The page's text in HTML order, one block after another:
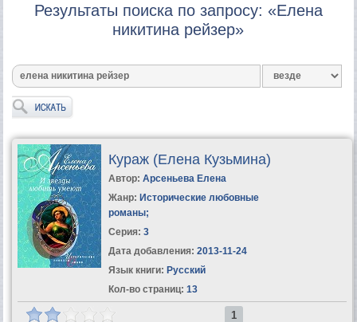
Результаты поиска по запросу: «Елена
никитина рейзер»
Кураж (Елена Кузьмина)
Автор: Арсеньева Елена
Жанр: Исторические любовные
романы;
Серия: 3
Дата добавления: 2013-11-24
Язык книги: Русский
Кол-во страниц: 13
1